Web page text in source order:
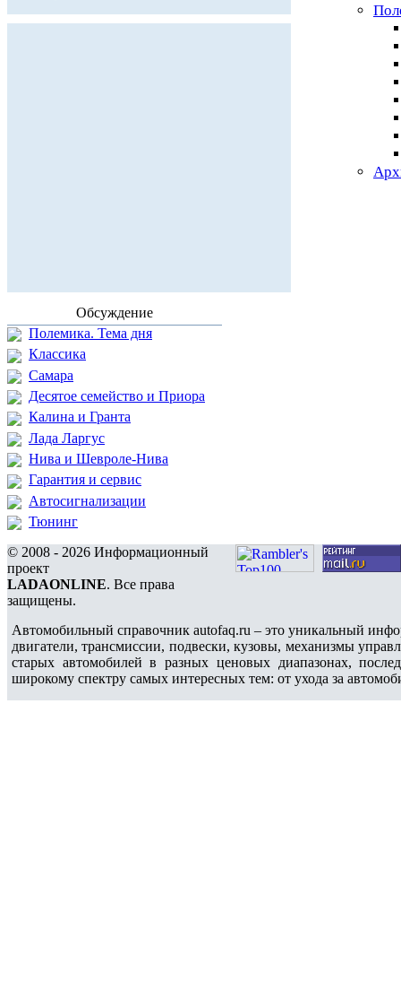
Обсуждение
Полемика. Тема дня
Классика
Самара
Десятое семейство и Приора
Калина и Гранта
Лада Ларгус
Нива и Шевроле-Нива
Гарантия и сервис
Автосигнализации
Тюнинг
© 2008 - 2026 Информационный
проект
LADAONLINE. Все права
защищены.
Автомобильный справочник autofaq.ru – это уникальный
двигатели, трансмиссии, подвески, кузовы, механизмы
старых автомобилей в разных ценовых диапазонах,
широкому спектру самых интересных тем: от ухода за